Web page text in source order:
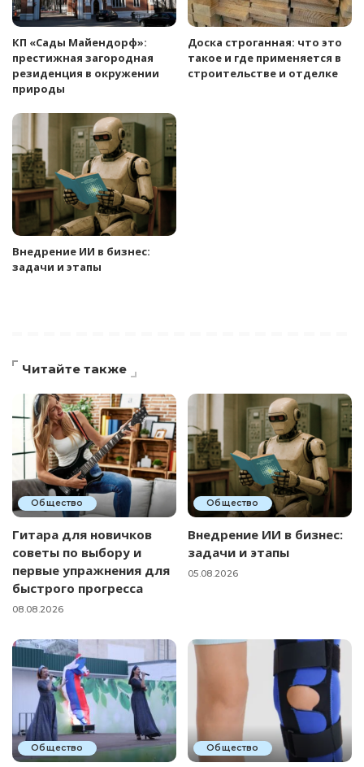
КП «Сады Майендорф»:
престижная загородная
резиденция в окружении
природы
Доска строганная: что это
такое и где применяется в
строительстве и отделке
Внедрение ИИ в бизнес:
задачи и этапы
Читайте также
Общество
Гитара для новичков
советы по выбору и
первые упражнения для
быстрого прогресса
08.08.2026
Общество
Внедрение ИИ в бизнес:
задачи и этапы
05.08.2026
Общество Общество